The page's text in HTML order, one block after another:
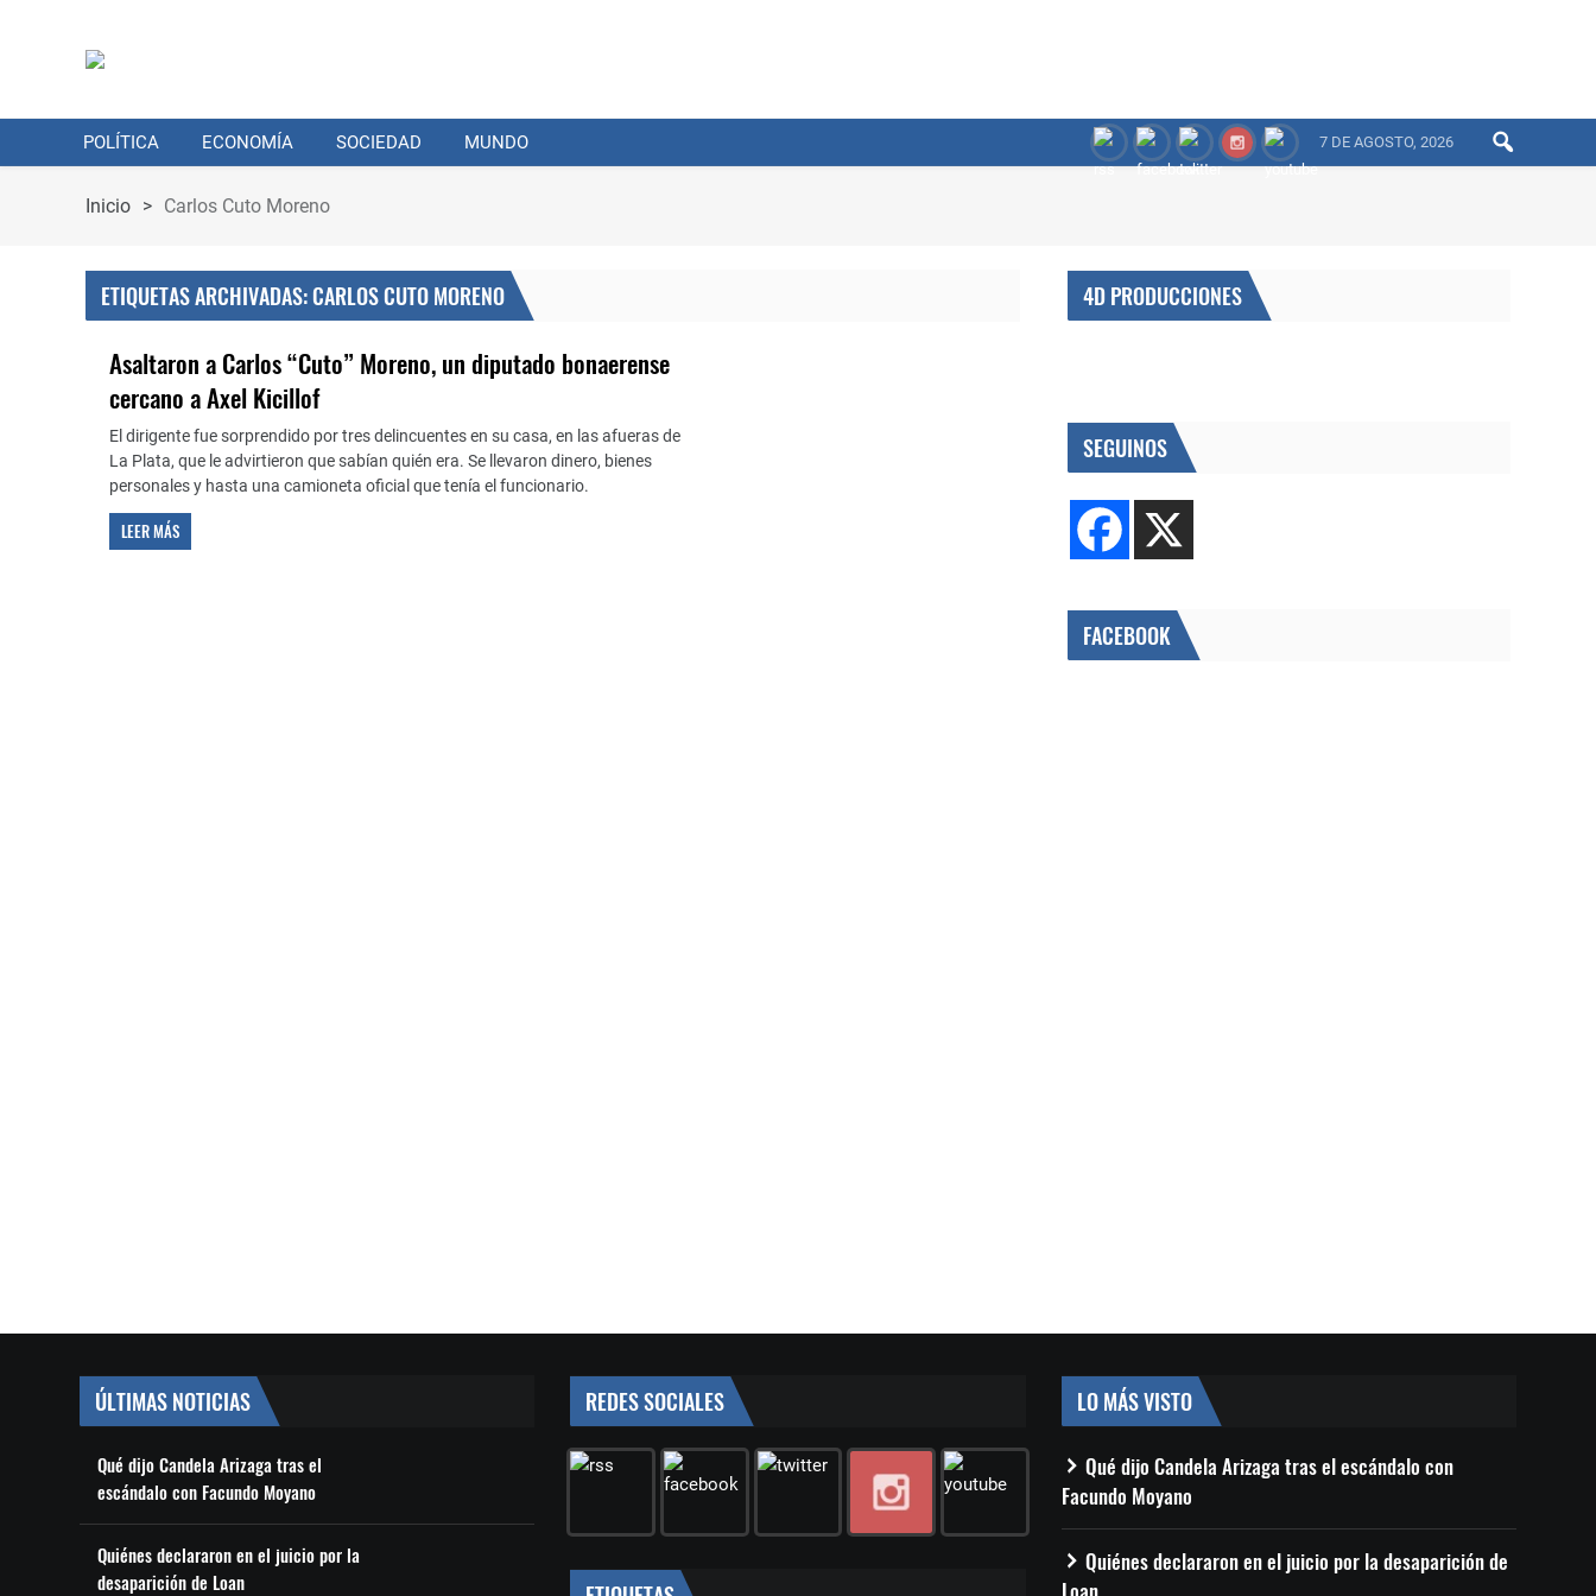
POLÍTICA ECONOMÍA SOCIEDAD MUNDO 7 DE AGOSTO, 2026
Inicio > Carlos Cuto Moreno
ETIQUETAS ARCHIVADAS: CARLOS CUTO MORENO
Asaltaron a Carlos “Cuto” Moreno, un diputado bonaerense
cercano a Axel Kicillof
El dirigente fue sorprendido por tres delincuentes en su casa, en las afueras de
La Plata, que le advirtieron que sabían quién era. Se llevaron dinero, bienes
personales y hasta una camioneta oficial que tenía el funcionario.
LEER MÁS
4D PRODUCCIONES
SEGUINOS
FACEBOOK
ÚLTIMAS NOTICIAS
Qué dijo Candela Arizaga tras el
escándalo con Facundo Moyano
Quiénes declararon en el juicio por la
desaparición de Loan
REDES SOCIALES LO MÁS VISTO
Qué dijo Candela Arizaga tras el escándalo con
Facundo Moyano
Quiénes declararon en el juicio por la desaparición de